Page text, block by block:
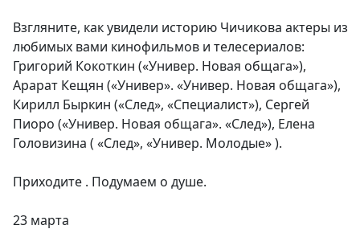
Взгляните, как увидели историю Чичикова актеры из
любимых вами кинофильмов и телесериалов:
Григорий Кокоткин («Универ. Новая общага»),
Арарат Кещян («Универ». «Универ. Новая общага»),
Кирилл Быркин («След», «Специалист»), Сергей
Пиоро («Универ. Новая общага». «След»), Елена
Головизина ( «След», «Универ. Молодые» ).
Приходите . Подумаем о душе.
23 марта